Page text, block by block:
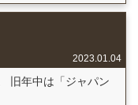
2023.01.04
旧年中は「ジャパン